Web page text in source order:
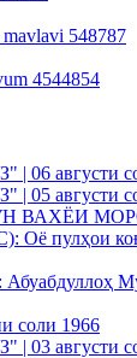
августи
августи
ВАХЁИ
Оё пулҳои
Абуабдуллоҳ
соли 1966
августи